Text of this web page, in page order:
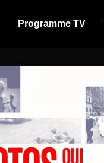
Programme TV